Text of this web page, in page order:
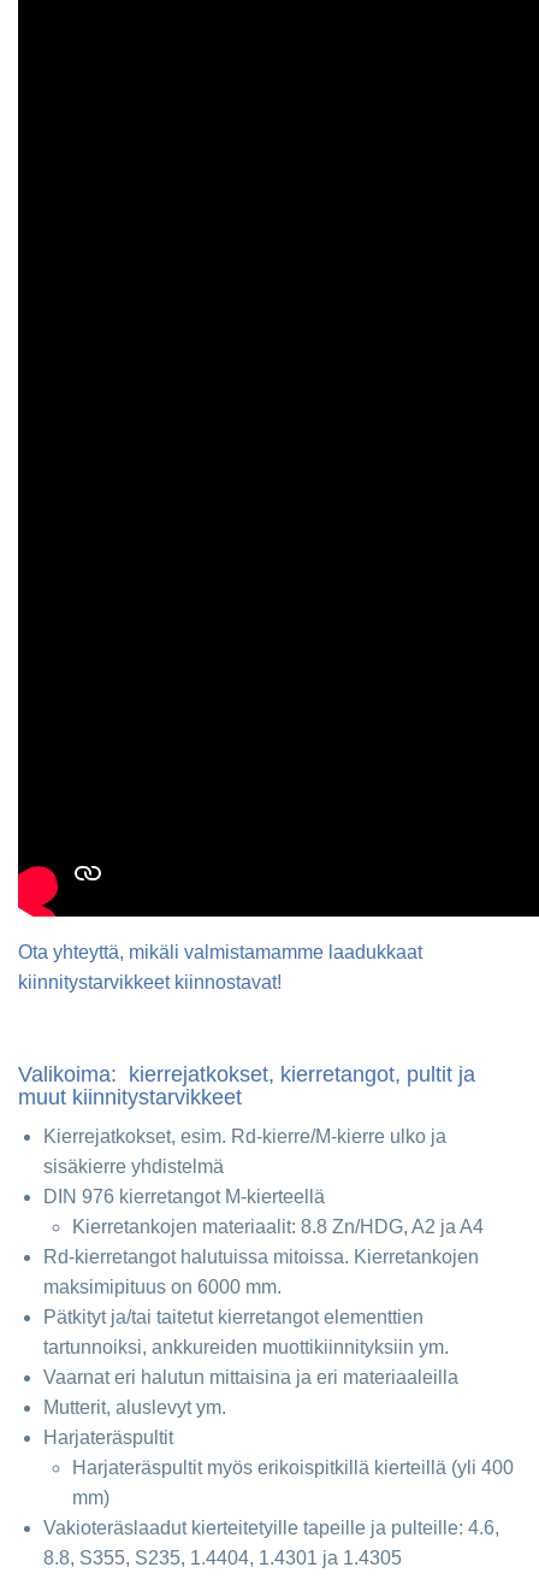
Ota yhteyttä, mikäli valmistamamme laadukkaat
kiinnitystarvikkeet kiinnostavat!
Valikoima: kierrejatkokset, kierretangot, pultit ja
muut kiinnitystarvikkeet
Kierrejatkokset, esim. Rd-kierre/M-kierre ulko ja
sisäkierre yhdistelmä
DIN 976 kierretangot M-kierteellä
Kierretankojen materiaalit: 8.8 Zn/HDG, A2 ja A4
Rd-kierretangot halutuissa mitoissa. Kierretankojen
maksimipituus on 6000 mm.
Pätkityt ja/tai taitetut kierretangot elementtien
tartunnoiksi, ankkureiden muottikiinnityksiin ym.
Vaarnat eri halutun mittaisina ja eri materiaaleilla
Mutterit, aluslevyt ym.
Harjateräspultit
Harjateräspultit myös erikoispitkillä kierteillä (yli 400
mm)
Vakioteräslaadut kierteitetyille tapeille ja pulteille: 4.6,
8.8, S355, S235, 1.4404, 1.4301 ja 1.4305